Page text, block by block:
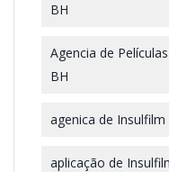
BH
Agencia de
BH
agenica de Insulfilm
aplicação de